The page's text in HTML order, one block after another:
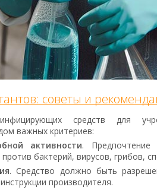
советы и
средств для
важных критериев:
активности. Предпочтение
бактерий, вирусов, грибов,
. Средство должно быть
производителя.